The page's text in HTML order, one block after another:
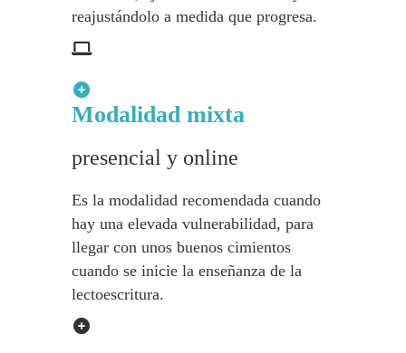
reajustándolo a medida que progresa.
Modalidad mixta
presencial y online
Es la modalidad recomendada cuando
hay una elevada vulnerabilidad, para
llegar con unos buenos cimientos
cuando se inicie la enseñanza de la
lectoescritura.